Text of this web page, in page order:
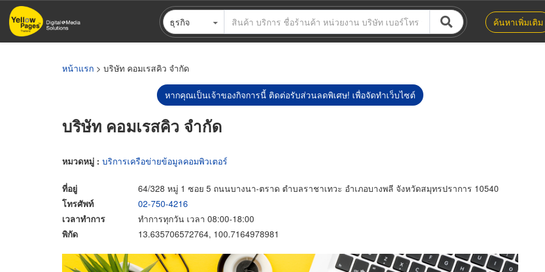
ข้าม
ไป
ธุรกิจ ค้นหาเพิ่มเติม
หน้าแรก > บริษัท คอมเรสคิว จำกัด
หากคุณเป็นเจ้าของกิจการนี้ ติดต่อรับส่วนลดพิเศษ! เพื่อจัดทำเว็บไซต์
บริษัท คอมเรสคิว จำกัด
หมวดหมู่ : บริการเครือข่ายข้อมูลคอมพิวเตอร์
ที่อยู่
64/328 หมู่ 1 ซอย 5 ถนนบางนา-ตราด ตำบลราชาเทวะ อำเภอบางพลี จังหวัดสมุทรปราการ 10540
โทรศัพท์
02-750-4216
เวลาทำการ
ทำการทุกวัน เวลา 08:00-18:00
พิกัด
13.635706572764, 100.7164978981